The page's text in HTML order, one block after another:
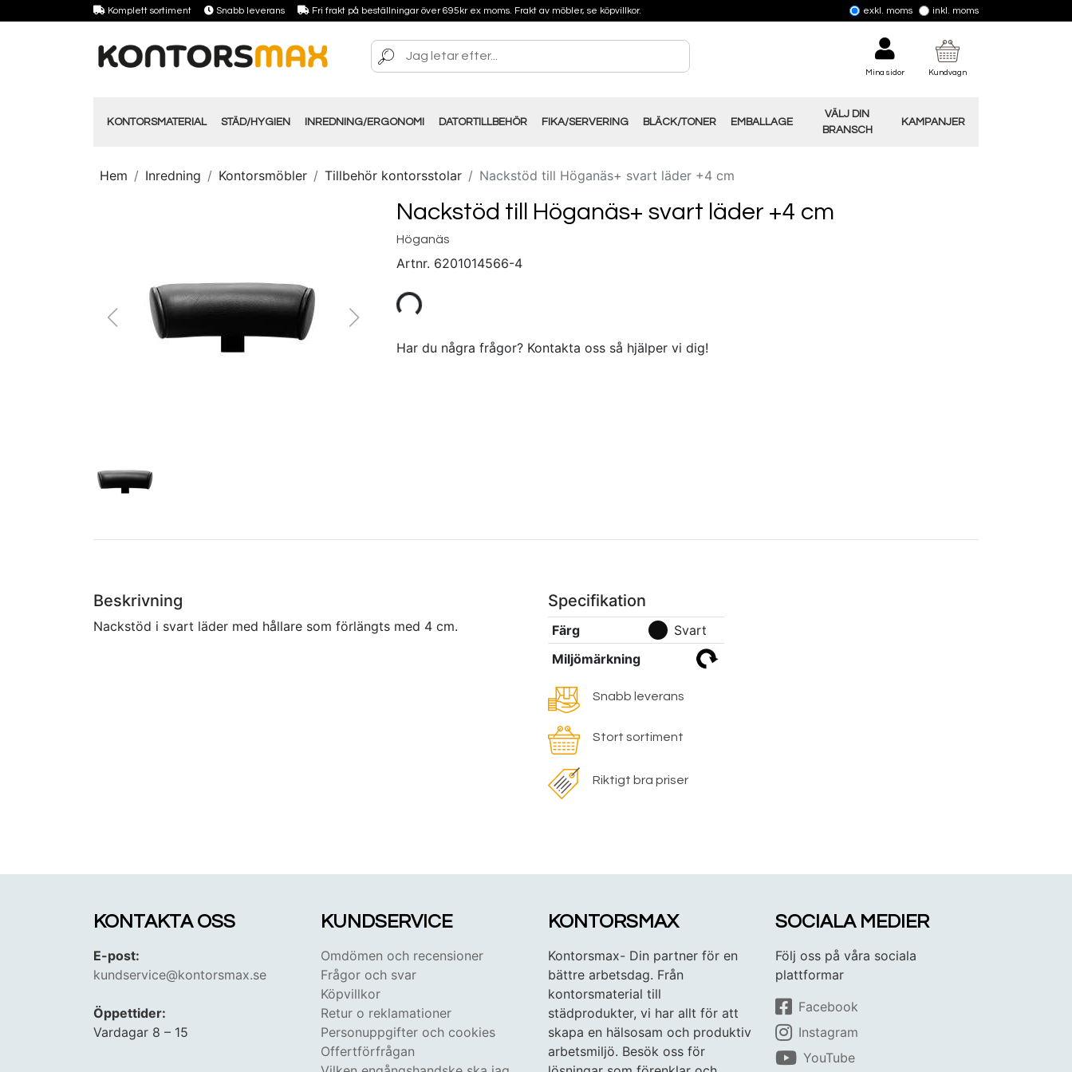
Komplett sortiment Snabb leverans Fri frakt på beställningar över 695kr ex moms. Frakt av möbler, se köpvillkor. exkl. moms inkl. moms
Mina sidor Kundvagn
KONTORSMATERIAL STÄD/HYGIEN INREDNING/ERGONOMI DATORTILLBEHÖR FIKA/SERVERING BLÄCK/TONER EMBALLAGE
VÄLJ DIN
BRANSCH
KAMPANJER
Hem Inredning Kontorsmöbler Tillbehör kontorsstolar Nackstöd till Höganäs+ svart läder +4 cm
Nackstöd till Höganäs+ svart läder +4 cm
Höganäs
Artnr. 6201014566-4
Har du några frågor? Kontakta oss så hjälper vi dig!
Beskrivning
Nackstöd i svart läder med hållare som förlängts med 4 cm.
Specifikation
Färg
Svart
Miljömärkning
Snabb leverans
Stort sortiment
Riktigt bra priser
KONTAKTA OSS
E-post:
kundservice@kontorsmax.se
Öppettider:
Vardagar 8 – 15
KUNDSERVICE
Omdömen och recensioner
Frågor och svar
Köpvillkor
Retur o reklamationer
Personuppgifter och cookies
Offertförfrågan
KONTORSMAX
Kontorsmax- Din partner för en
bättre arbetsdag. Från
kontorsmaterial till
städprodukter, vi har allt för att
skapa en hälsosam och produktiv
arbetsmiljö. Besök oss för
SOCIALA MEDIER
Följ oss på våra sociala
plattformar
Facebook
Instagram
YouTube